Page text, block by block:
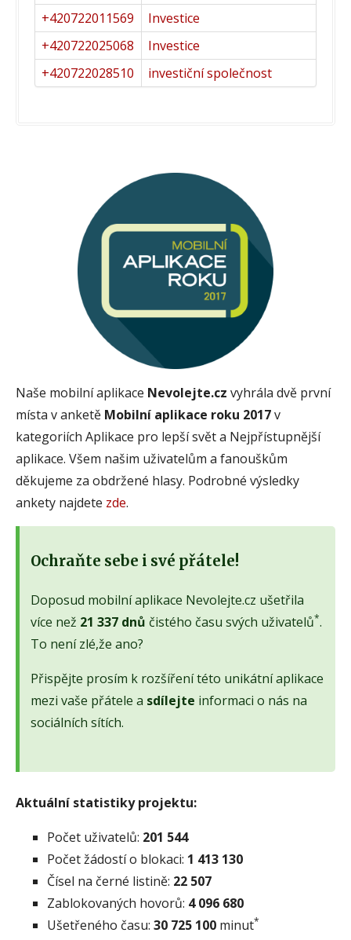
+420722011569
Investice
+420722025068
Investice
+420722028510
investiční společnost
Naše mobilní aplikace Nevolejte.cz vyhrála dvě první
místa v anketě Mobilní aplikace roku 2017v
kategoriích Aplikace pro lepší svět a Nejpřístupnější
aplikace. Všem našim uživatelům a fanouškům
děkujeme za obdržené hlasy. Podrobné výsledky
ankety najdete zde.
Ochraňte sebe i své přátele!
Doposud mobilní aplikace Nevolejte.cz ušetřila
více než 21 337 dnů čistého času svých uživatelů*.
To není zlé,že ano?
Přispějte prosím k rozšíření této unikátní aplikace
mezi vaše přátele a sdílejte informaci o nás na
sociálních sítích.
Aktuální statistiky projektu:
Počet uživatelů: 201 544
Počet žádostí o blokaci: 1 413 130
Čísel na černé listině: 22 507
Zablokovaných hovorů: 4 096 680
Ušetřeného času: 30 725 100 minut*